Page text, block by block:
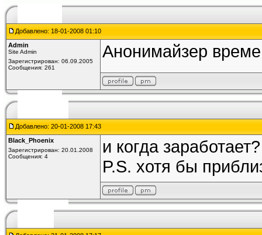
Добавлено: 18-01-2008 01:10
Admin
Site Admin
Зарегистрирован: 06.09.2005
Сообщения: 261
Анонимайзер
Добавлено: 20-01-2008 17:43
Black_Phoenix
Зарегистрирован: 20.01.2008
Сообщения: 4
и когда заработает?
P.S. хотя бы